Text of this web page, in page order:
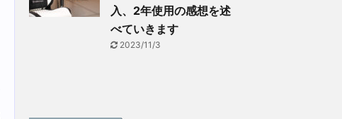
入、2年使用の感想を述
べていきます
2023/11/3